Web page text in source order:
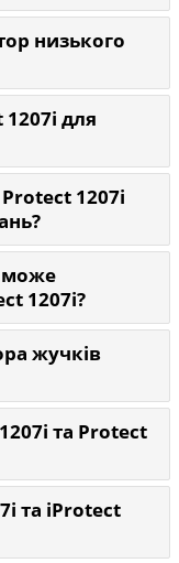
низького
1207i для
1207i
може
1207i?
жучків
та Protect
та iProtect